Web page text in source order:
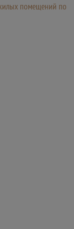
помещений по